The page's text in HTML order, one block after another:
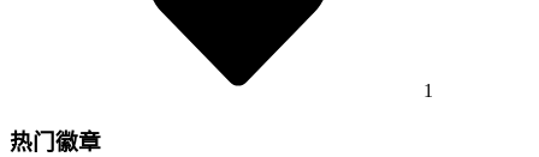
1
热门徽章